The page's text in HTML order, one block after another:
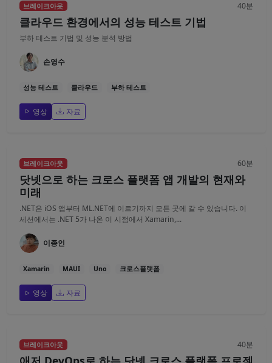
브레이크아웃 40분
클라우드 환경에서의 성능 테스트 기법
부하 테스트 기법 및 성능 분석 방법
손영수
성능 테스트 클라우드 부하 테스트
영상 자료
브레이크아웃 60분
닷넷으로 하는 크로스 플랫폼 앱 개발의 현재와
미래
.NET은 iOS 앱부터 ML.NET에 이르기까지 모든 곳에 갈 수 있습니다. 이
세션에서는 .NET 5가 나온 이 시점에서 Xamarin,...
이종인
Xamarin MAUI Uno 크로스플랫폼
영상 자료
브레이크아웃 40분